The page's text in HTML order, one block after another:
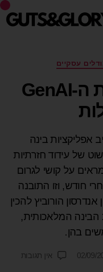
עסקיים
100 אפליקציות ה-GenAI
אפליקציות בינה
של עידוד חזרתיות
על קושי לגרום
חודש, וזו התובנה
הורוביץ להכין
הבינה המלאכותית,
בהן.
02/09/ אין תגובות